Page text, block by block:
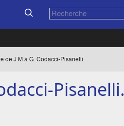
de J.M à G. Codacci-Pisanelli.
Pisanelli.